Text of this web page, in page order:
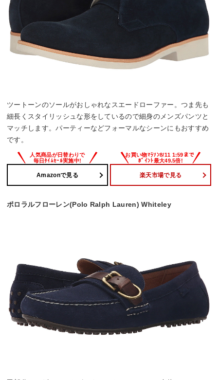
ツートーンのソールがおしゃれなスエードローファー。つま先も
細長くスタイリッシュな形をしているので細身のメンズパンツと
マッチします。パーティーなどフォーマルなシーンにもおすすめ
です。
Amazonで見る 楽天市場で見る
ポロラルフローレン(Polo Ralph Lauren) Whiteley